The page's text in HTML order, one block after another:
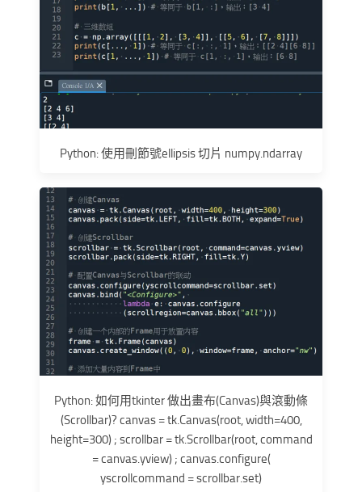
Python: 使用刪節號ellipsis 切片 numpy.ndarray
Python: 如何用tkinter 做出畫布(Canvas)與滾動條
(Scrollbar)? canvas = tk.Canvas(root, width=400,
height=300) ; scrollbar = tk.Scrollbar(root, command
= canvas.yview) ; canvas.configure(
yscrollcommand = scrollbar.set)